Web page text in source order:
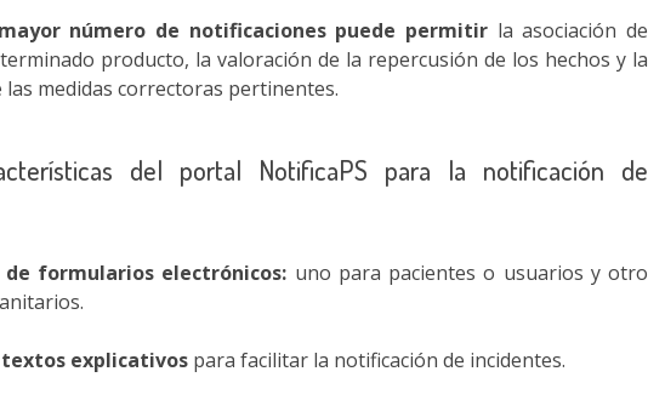
número de notificaciones puede permitir la asociación de
producto, la valoración de la repercusión de los hechos y la
medidas correctoras pertinentes.
del portal NotificaPS para la notificación de
formularios electrónicos: uno para pacientes o usuarios y otro
explicativos para facilitar la notificación de incidentes.